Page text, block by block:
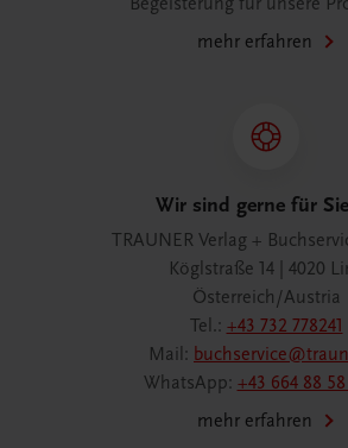
mehr erfahren
Wir sind gerne für
TRAUNER Verlag +
Köglstraße 14 | 4020
Österreich/Austria
Tel.: +43 732 778241
Mail:
WhatsApp: +43 664 88 58
mehr erfahren